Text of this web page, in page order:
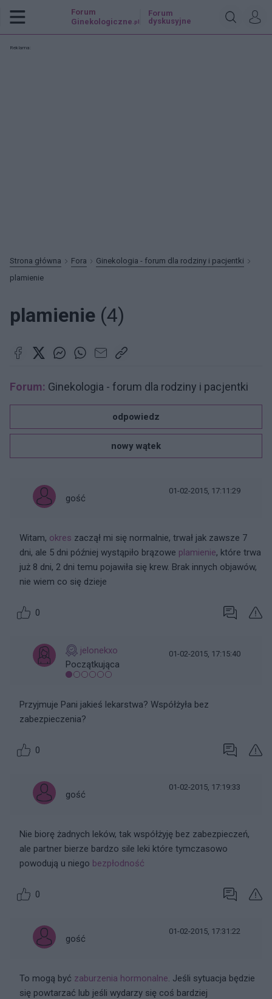
Forum
Ginekologiczne .pl
Forum
dyskusyjne
Reklama:
Strona główna Fora
Ginekologia - forum dla rodziny i pacjentki
plamienie
plamienie (4)
Forum: Ginekologia - forum dla rodziny i pacjentki
odpowiedz
nowy wątek
gość
01-02-2015, 17:11:29
Witam, okres zaczął mi się normalnie, trwał jak zawsze 7
dni, ale 5 dni później wystąpiło brązowe plamienie, które trwa
już 8 dni, 2 dni temu pojawiła się krew. Brak innych objawów,
nie wiem co się dzieje
0
jelonekxo
Początkująca
01-02-2015, 17:15:40
Przyjmuje Pani jakieś lekarstwa? Współżyła bez
zabezpieczenia?
0
gość
01-02-2015, 17:19:33
Nie biorę żadnych leków, tak współżyję bez zabezpieczeń,
ale partner bierze bardzo sile leki które tymczasowo
powodują u niego bezpłodność
0
gość
01-02-2015, 17:31:22
To mogą być zaburzenia hormonalne. Jeśli sytuacja będzie
się powtarzać lub jeśli wydarzy się coś bardziej